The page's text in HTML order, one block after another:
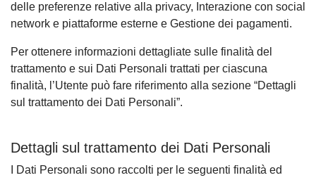
delle preferenze relative alla privacy, Interazione con social
network e piattaforme esterne e Gestione dei pagamenti.
Per ottenere informazioni dettagliate sulle finalità del
trattamento e sui Dati Personali trattati per ciascuna
finalità, l’Utente può fare riferimento alla sezione “Dettagli
sul trattamento dei Dati Personali”.
Dettagli sul trattamento dei Dati Personali
I Dati Personali sono raccolti per le seguenti finalità ed